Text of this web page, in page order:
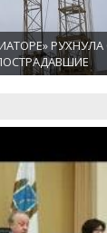
РУХНУЛА